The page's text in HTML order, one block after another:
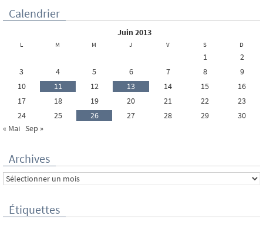
Calendrier
juin 2013
L M M J V S D
1
2
3
4 5 6 7 8
9
10
11 12 13 14 15
16
17
18 19 20 21 22
23
24
25 26 27 28 29
30
« Mai Sep »
Archives
Archives
Étiquettes